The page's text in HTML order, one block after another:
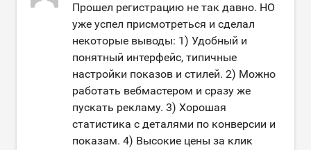
Прошел регистрацию не так давно. НО
уже успел присмотреться и сделал
некоторые выводы: 1) Удобный и
понятный интерфейс, типичные
настройки показов и стилей. 2) Можно
работать вебмастером и сразу же
пускать рекламу. 3) Хорошая
статистика с деталями по конверсии и
показам. 4) Высокие цены за клик